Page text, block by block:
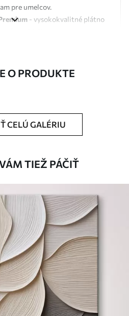
pre umelcov.
- vysokokvalitné plátno
O PRODUKTE
CELÚ GALÉRIU
TIEŽ PÁČIŤ